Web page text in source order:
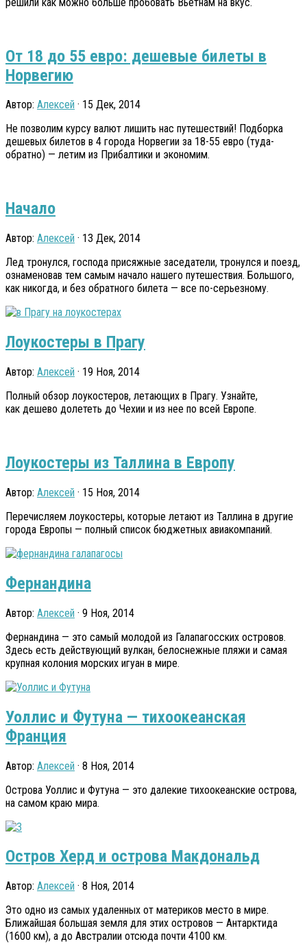
От 18 до 55 евро: дешевые билеты в
Норвегию
Автор: Алексей · 15 Дек, 2014
Не позволим курсу валют лишить нас путешествий! Подборка
дешевых билетов в 4 города Норвегии за 18-55 евро (туда-
обратно) — летим из Прибалтики и экономим.
Начало
Автор: Алексей · 13 Дек, 2014
Лед тронулся, господа присяжные заседатели, тронулся и поезд,
ознаменовав тем самым начало нашего путешествия. Большого,
как никогда, и без обратного билета — все по-серьезному.
Лоукостеры в Прагу
Автор: Алексей · 19 Ноя, 2014
Полный обзор лоукостеров, летающих в Прагу. Узнайте,
как дешево долететь до Чехии и из нее по всей Европе.
Лоукостеры из Таллина в Европу
Автор: Алексей · 15 Ноя, 2014
Перечисляем лоукостеры, которые летают из Таллина в другие
города Европы — полный список бюджетных авиакомпаний.
Фернандина
Автор: Алексей · 9 Ноя, 2014
Фернандина — это самый молодой из Галапагосских островов.
Здесь есть действующий вулкан, белоснежные пляжи и самая
крупная колония морских игуан в мире.
Уоллис и Футуна — тихоокеанская
Франция
Автор: Алексей · 8 Ноя, 2014
Острова Уоллис и Футуна — это далекие тихоокеанские острова,
на самом краю мира.
Остров Херд и острова Макдональд
Автор: Алексей · 8 Ноя, 2014
Это одно из самых удаленных от материков место в мире.
Ближайшая большая земля для этих островов — Антарктида
(1600 км), а до Австралии отсюда почти 4100 км.